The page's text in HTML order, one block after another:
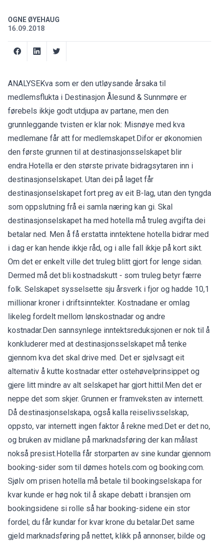
OGNE ØYEHAUG
16.09.2018
ANALYSEKva som er den utløysande årsaka til
medlemsflukta i Destinasjon Ålesund & Sunnmøre er
førebels ikkje godt utdjupa av partane, men den
grunnleggande tvisten er klar nok: Misnøye med kva
medlemane får att for medlemskapet.Difor er økonomien
den første grunnen til at destinasjonsselskapet blir
endra.Hotella er den største private bidragsytaren inn i
destinasjonselskapet. Utan dei på laget får
destinasjonselskapet fort preg av eit B-lag, utan den tyngda
som oppslutning frå ei samla næring kan gi. Skal
destinasjonselskapet ha med hotella må truleg avgifta dei
betalar ned. Men å få erstatta inntektene hotella bidrar med
i dag er kan hende ikkje råd, og i alle fall ikkje på kort sikt.
Om det er enkelt ville det truleg blitt gjort for lenge sidan.
Dermed må det bli kostnadskutt - som truleg betyr færre
folk. Selskapet sysselsette sju årsverk i fjor og hadde 10,1
millionar kroner i driftsinntekter. Kostnadane er omlag
likeleg fordelt mellom lønskostnadar og andre
kostnadar.Den sannsynlege inntektsreduksjonen er nok til å
konkluderer med at destinasjonsselskapet må tenke
gjennom kva det skal drive med. Det er sjølvsagt eit
alternativ å kutte kostnadar etter ostehøvelprinsippet og
gjere litt mindre av alt selskapet har gjort hittil.Men det er
neppe det som skjer. Grunnen er framveksten av internett.
Då destinasjonselskapa, også kalla reiselivsselskap,
oppsto, var internett ingen faktor å rekne med.Det er det no,
og bruken av midlane på marknadsføring der kan målast
nokså presist.Hotella får storparten av sine kundar gjennom
booking-sider som til dømes hotels.com og booking.com.
Sjølv om prisen hotella må betale til bookingselskapa for
kvar kunde er høg nok til å skape debatt i bransjen om
bookingsidene si rolle så har booking-sidene ein stor
fordel; du får kundar for kvar krone du betalar.Det same
gjeld marknadsføring på nettet, klikk på annonser, bilde og